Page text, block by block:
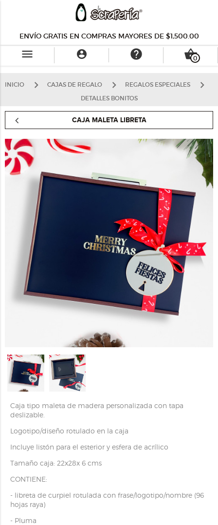
ENVÍO GRATIS EN COMPRAS MAYORES DE $1,500.00
menu  help 0
shopping_basket
INICIO CAJAS DE REGALO
REGALOS ESPECIALES
DETALLES BONITOS
CAJA MALETA LIBRETA
Caja tipo maleta de madera personalizada con tapa
deslizable.
Logotipo/diseño rotulado en la caja
Incluye listón para el esterior y esfera de acrílico
Tamaño caja: 22x28x 6 cms
CONTIENE:
- libreta de curpiel rotulada con frase/logotipo/nombre (96
hojas raya)
- Pluma